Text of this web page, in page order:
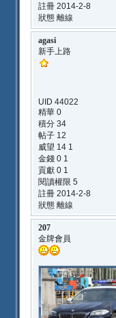
註冊 2014-2-8
狀態 離線
agasi
新手上路
UID 44022
精華 0
積分 34
帖子 12
威望 14 1
金錢 0 1
貢獻 0 1
閱讀權限 5
註冊 2014-2-8
狀態 離線
207
金牌會員